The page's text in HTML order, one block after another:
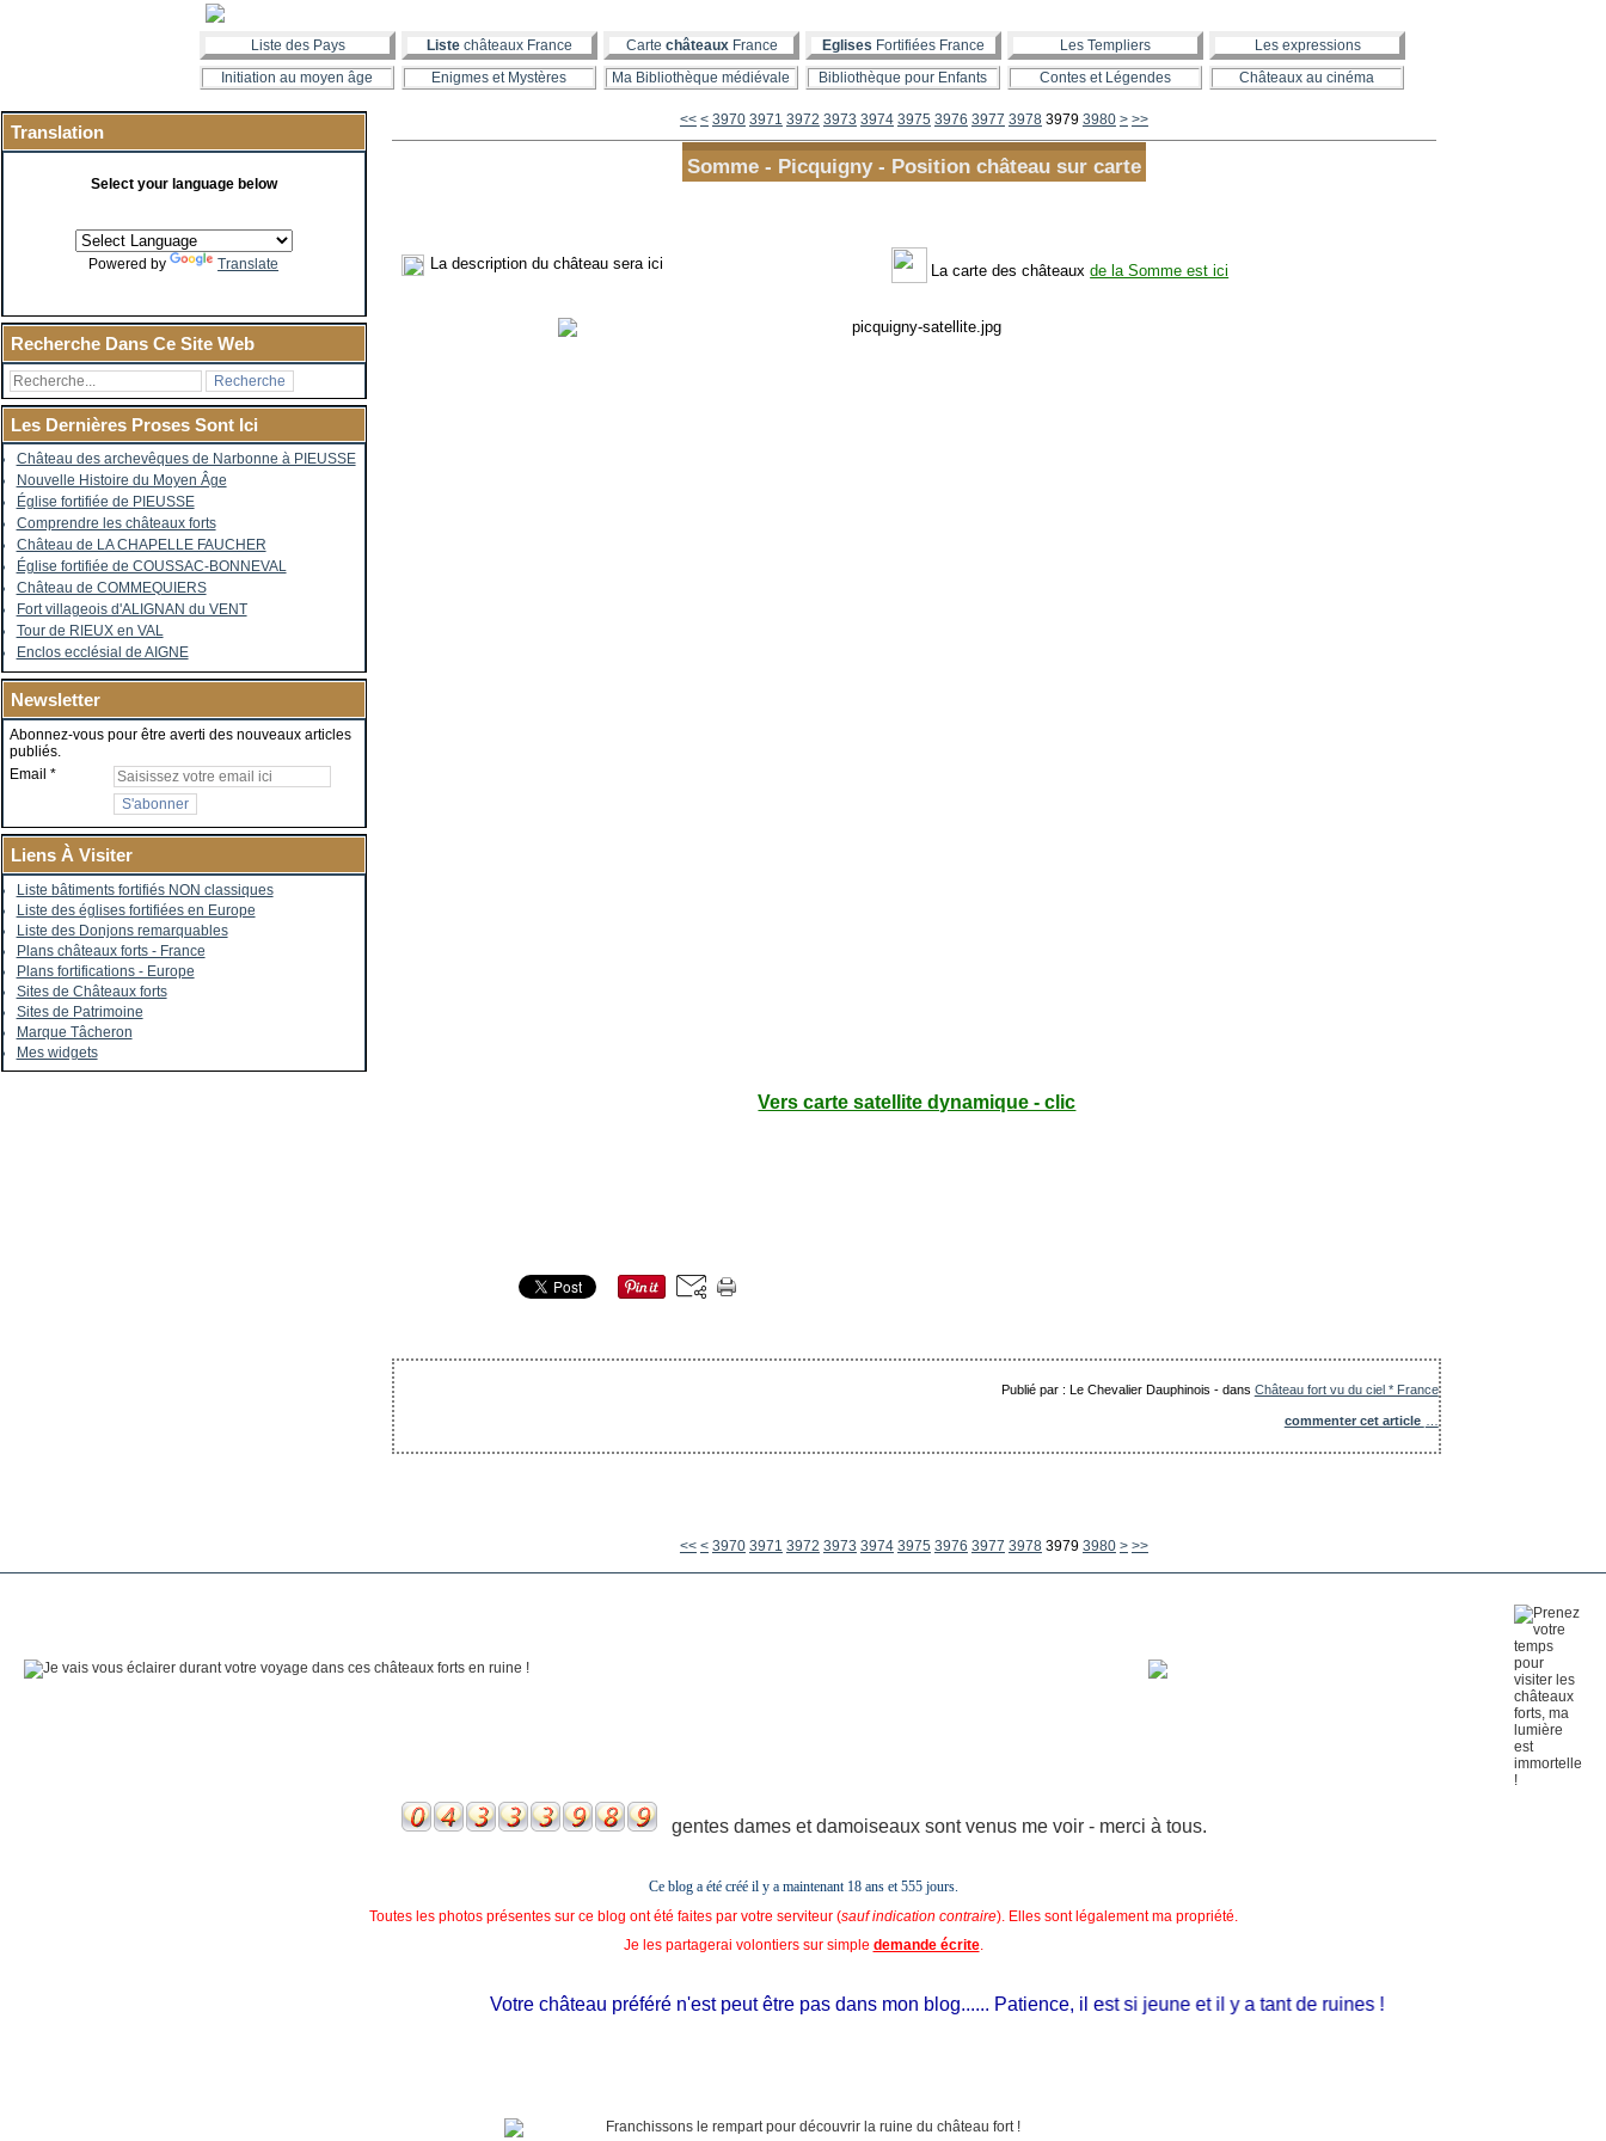
Liste des Pays Liste châteaux France Carte châteauxFrance Eglises Fortifiées France Les Templiers
Les expressions
Initiation au moyen âge
Enigmes et Mystères Ma Bibliothèque médiévale Bibliothèque pour Enfants Contes et Légendes Châteaux au cinéma
Translation
Select your language below
Powered by Translate
Recherche Dans Ce Site Web
Les Dernières Proses Sont Ici
Château des archevêques de Narbonne à PIEUSSE
Nouvelle Histoire du Moyen Âge
Église fortifiée de PIEUSSE
Comprendre les châteaux forts
Château de LA CHAPELLE FAUCHER
Église fortifiée de COUSSAC-BONNEVAL
Château de COMMEQUIERS
Fort villageois d'ALIGNAN du VENT
Tour de RIEUX en VAL
Enclos ecclésial de AIGNE
Newsletter
Abonnez-vous pour être averti des nouveaux articles
publiés.
Email
Liens À Visiter
Liste bâtiments fortifiés NON classiques
Liste des églises fortifiées en Europe
Liste des Donjons remarquables
Plans châteaux forts - France
Plans fortifications - Europe
Sites de Châteaux forts
Sites de Patrimoine
Marque Tâcheron
Mes widgets
<< < 3900
3910
3920
3930
3940
3950
3960
3970 3971 3972 3973 3974 3975 3976 3977 3978 3979 3980 3990
4000
4100
4200
4300
4400
4500
4600
4700
4800
4900
5000
5100
5200
5300
5400
5500
5600
> >>
Somme - Picquigny - Position château sur carte
La description du château sera ici La carte des châteauxde la Somme est ici
Vers carte satellite dynamique - clic
Publié par : Le Chevalier Dauphinois -dans Château fort vu du ciel * France
commenter cet article
<< < 3900
3910
3920
3930
3940
3950
3960
3970 3971 3972 3973 3974 3975 3976 3977 3978 3979 3980 3990
4000
4100
4200
4300
4400
4500
4600
4700
4800
4900
5000
5100
5200
5300
5400
5500
5600
> >>
gentes dames et damoiseaux sont venus me voir - merci à tous.
Ce blog a été créé il y a maintenant 18 ans et555 jours.
Toutes les photos présentes sur ce blog ont été faites par votre serviteur (sauf indication contraire). Elles sont légalement ma propriété.
Je les partagerai volontiers sur simple demande écrite.
Votre château préféré n'est peut être pas dans mon blog...... Patience, il est si jeune et il y a tant de ruines !